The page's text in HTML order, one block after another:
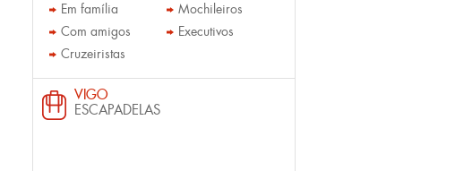
Em família
Mochileiros
Com amigos
Executivos
Cruzeiristas
VIGO
ESCAPADELAS